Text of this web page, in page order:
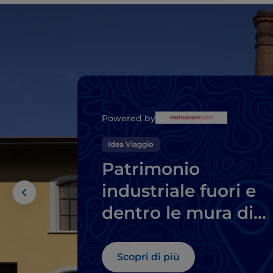
Powered by
Idea Viaggio
Patrimonio
industriale fuori e
dentro le mura di
Scopri di più